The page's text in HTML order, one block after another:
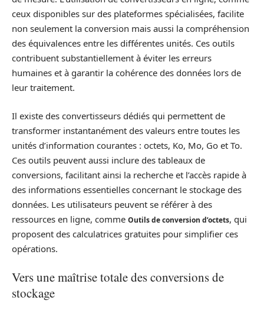
ceux disponibles sur des plateformes spécialisées, facilite
non seulement la conversion mais aussi la compréhension
des équivalences entre les différentes unités. Ces outils
contribuent substantiellement à éviter les erreurs
humaines et à garantir la cohérence des données lors de
leur traitement.
Il existe des convertisseurs dédiés qui permettent de
transformer instantanément des valeurs entre toutes les
unités d’information courantes : octets, Ko, Mo, Go et To.
Ces outils peuvent aussi inclure des tableaux de
conversions, facilitant ainsi la recherche et l’accès rapide à
des informations essentielles concernant le stockage des
données. Les utilisateurs peuvent se référer à des
ressources en ligne, comme Outils de conversion d’octets, qui
proposent des calculatrices gratuites pour simplifier ces
opérations.
Vers une maîtrise totale des conversions de
stockage